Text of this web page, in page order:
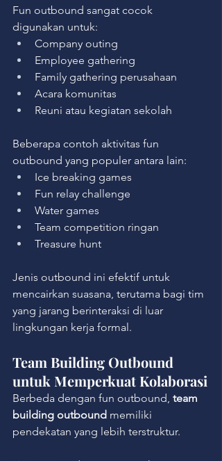
Fun outbound sangat cocok
digunakan untuk:
Company outing
Employee gathering
Family gathering perusahaan
Acara komunitas
Reuni atau kegiatan sekolah
Beberapa contoh aktivitas fun
outbound yang populer antara lain:
Ice breaking games
Fun relay challenge
Water games
Team competition ringan
Treasure hunt
Jenis outbound ini efektif untuk
mencairkan suasana, terutama bagi tim
yang jarang berinteraksi di luar
lingkungan kerja formal.
Team Building Outbound
untuk Memperkuat Kolaborasi
Berbeda dengan fun outbound, team
building outbound memiliki
pendekatan yang lebih terstruktur.